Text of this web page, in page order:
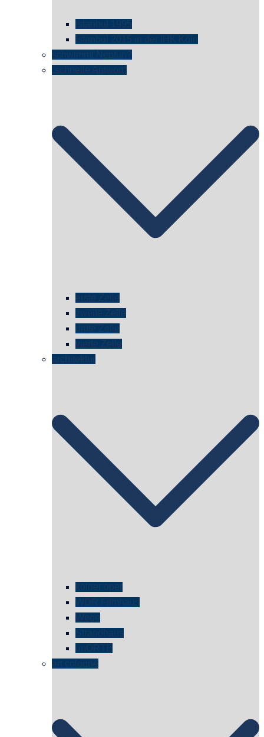
istanbul 1995
Istanbul 2015 in der IHK Köln
schwimmt Neptun?
„schnelle Antwort“
erste Zelle
zweite Zelle
dritte Zelle
vierte Zelle
architektur
kölner oper
WDR Filmhaus
Wege
Strandhaus
unORTE
art cologne